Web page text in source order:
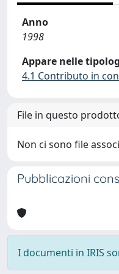
Anno
1998
Appare nelle
4.1 Contributo in
File in questo
Non ci sono file
Pubblicazioni
I documenti in IRIS